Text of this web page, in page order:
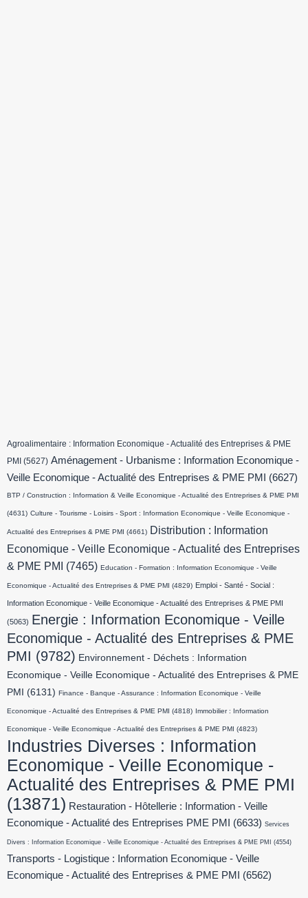
Agroalimentaire : Information Economique - Actualité des Entreprises & PME
PMI (5627) Aménagement - Urbanisme : Information Economique -
Veille Economique - Actualité des Entreprises & PME PMI
(6627)
BTP / Construction : Information & Veille Economique - Actualité des Entreprises & PME PMI
(4631) Culture - Tourisme - Loisirs - Sport : Information Economique - Veille Economique -
Actualité des Entreprises & PME PMI (4661) Distribution : Information
Economique - Veille Economique - Actualité des Entreprises
& PME PMI
(7465) Education - Formation : Information Economique - Veille
Economique - Actualité des Entreprises & PME PMI (4829) Emploi - Santé - Social :
Information Economique - Veille Economique - Actualité des Entreprises & PME PMI
(5063) Energie : Information Economique - Veille
Economique - Actualité des Entreprises & PME
PMI (9782) Environnement - Déchets : Information
Economique - Veille Economique - Actualité des Entreprises & PME
PMI
(6131) Finance - Banque - Assurance : Information Economique - Veille
Economique - Actualité des Entreprises & PME PMI (4818) Immobilier : Information
Economique - Veille Economique - Actualité des Entreprises & PME PMI (4823)
Industries Diverses : Information
Economique - Veille Economique -
Actualité des Entreprises & PME PMI
(13871) Restauration - Hôtellerie : Information - Veille
Economique - Actualité des Entreprises PME PMI
(6633) Services
Divers : Information Economique - Veille Economique - Actualité des Entreprises & PME PMI (4554)
Transports - Logistique : Information Economique - Veille
Economique - Actualité des Entreprises & PME PMI
(6562)